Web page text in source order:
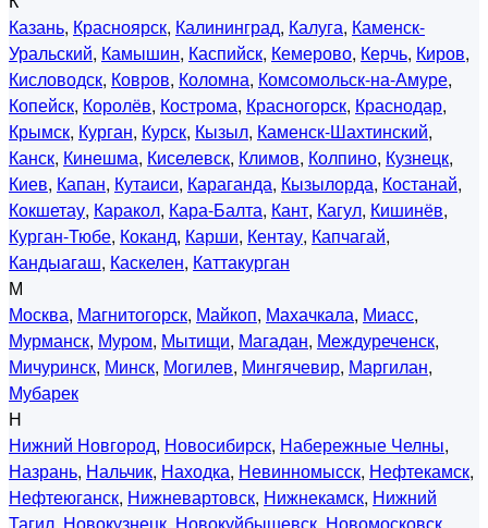
Казань, Красноярск, Калининград, Калуга, Каменск-
Уральский, Камышин, Каспийск, Кемерово, Керчь, Киров,
Кисловодск, Ковров, Коломна, Комсомольск-на-Амуре,
Копейск, Королёв, Кострома, Красногорск, Краснодар,
Крымск, Курган, Курск, Кызыл, Каменск-Шахтинский,
Канск, Кинешма, Киселевск, Климов, Колпино, Кузнецк,
Киев, Капан, Кутаиси, Караганда, Кызылорда, Костанай,
Кокшетау, Каракол, Кара-Балта, Кант, Кагул, Кишинёв,
Курган-Тюбе, Коканд, Карши, Кентау, Капчагай,
Кандыагаш, Каскелен, Каттакурган
М
Москва, Магнитогорск, Майкоп, Махачкала, Миасс,
Мурманск, Муром, Мытищи, Магадан, Междуреченск,
Мичуринск, Минск, Могилев, Мингячевир, Маргилан,
Мубарек
Н
Нижний Новгород, Новосибирск, Набережные Челны,
Назрань, Нальчик, Находка, Невинномысск, Нефтекамск,
Нефтеюганск, Нижневартовск, Нижнекамск, Нижний